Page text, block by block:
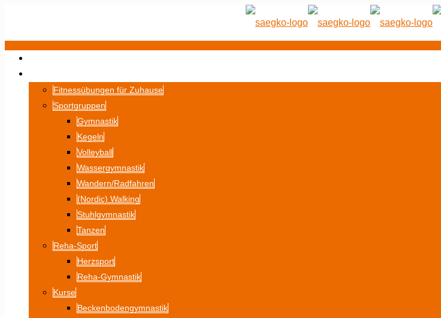
Fitnessübungen für Zuhause
Sportgruppen
Gymnastik
Kegeln
Volleyball
Wassergymnastik
Wandern/Radfahren
(Nordic) Walking
Stuhlgymnastik
Tanzen
Reha-Sport
Herzsport
Reha-Gymnastik
Kurse
Beckenbodengymnastik